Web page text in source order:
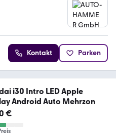
Kontakt Parken
i30 Intro LED Apple
Android Auto Mehrzon
€